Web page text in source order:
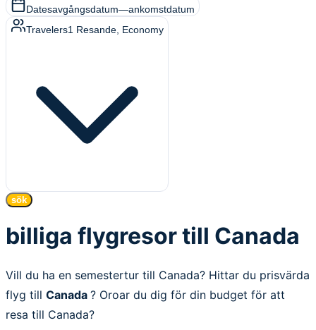
Datesavgångsdatum—ankomstdatum
Travelers1 Resande , Economy
sök
billiga flygresor till Canada
Vill du ha en semestertur till Canada? Hittar du prisvärda
flyg till Canada ? Oroar du dig för din budget för att
resa till Canada?